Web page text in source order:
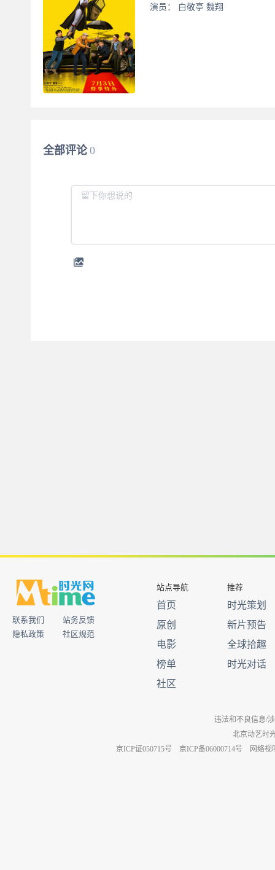
演员：
白敬亭 魏翔
全部评论 0
联系我们
站务反馈
隐私政策
社区规范
站点导航
首页
原创
电影
榜单
社区
推荐
时光策划
新片预告
全球拾趣
时光对话
违法和不良信息/
北京动艺时
京ICP证050715号
京ICP备06000714号 网络视